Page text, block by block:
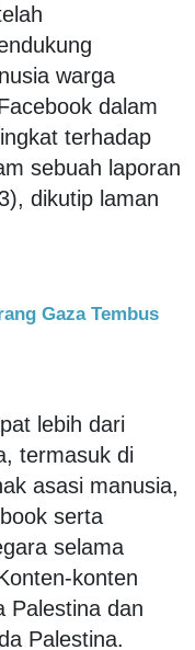
warga
dalam
terhadap
sebuah laporan
dikutip laman
Gaza Tembus
lebih dari
termasuk di
asasi manusia,
serta
selama
konten
Palestina dan
Palestina.